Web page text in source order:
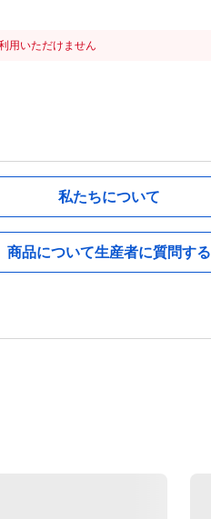
用いただけません
私たちについて
商品について生産者に質問する